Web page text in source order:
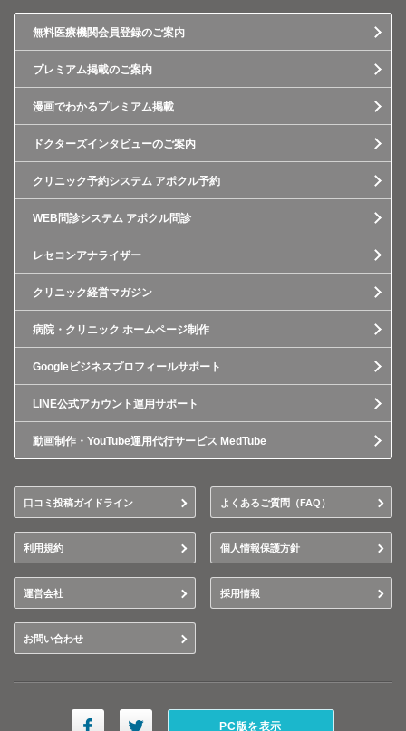
無料医療機関会員登録のご案内
プレミアム掲載のご案内
漫画でわかるプレミアム掲載
ドクターズインタビューのご案内
クリニック予約システム アポクル予約
WEB問診システム アポクル問診
レセコンアナライザー
クリニック経営マガジン
病院・クリニック ホームページ制作
Googleビジネスプロフィールサポート
LINE公式アカウント運用サポート
動画制作・YouTube運用代行サービス MedTube
口コミ投稿ガイドライン よくあるご質問（FAQ）
利用規約 個人情報保護方針
運営会社 採用情報
お問い合わせ
PC版を表示